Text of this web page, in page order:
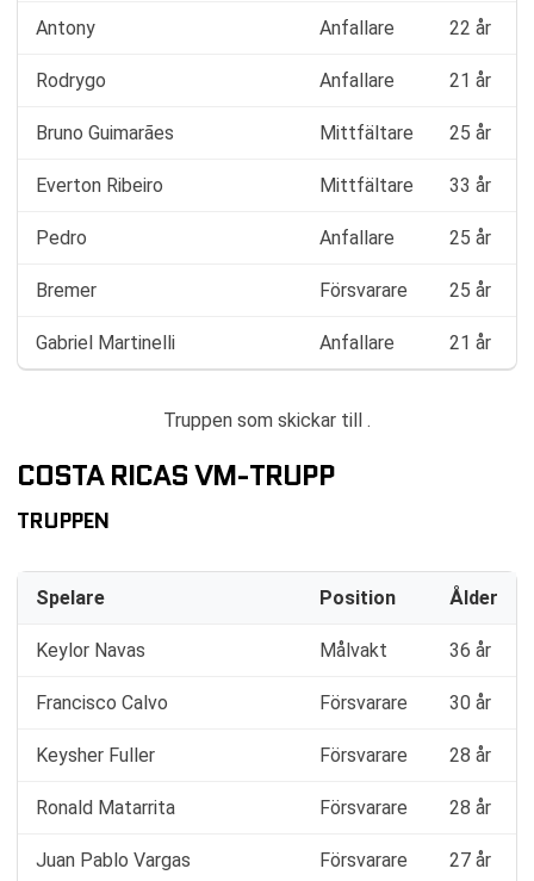
Antony Anfallare 22 år
Rodrygo Anfallare 21 år
Bruno Guimarães Mittfältare 25 år
Everton Ribeiro Mittfältare 33 år
Pedro Anfallare 25 år
Bremer Försvarare 25 år
Gabriel Martinelli Anfallare 21 år
Truppen som skickar till .
COSTA RICAS VM-TRUPP
TRUPPEN
Spelare Position Ålder
Keylor Navas Målvakt 36 år
Francisco Calvo Försvarare 30 år
Keysher Fuller Försvarare 28 år
Ronald Matarrita Försvarare 28 år
Juan Pablo Vargas Försvarare 27 år